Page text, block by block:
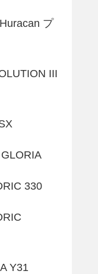
プ
III
330
Y31